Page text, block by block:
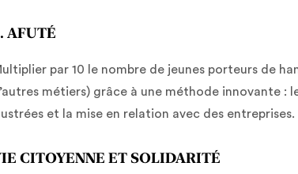
AFUTÉ
par 10 le nombre de jeunes porteurs de
métiers) grâce à une méthode innovante :
et la mise en relation avec des entreprises.
CITOYENNE ET SOLIDARITÉ